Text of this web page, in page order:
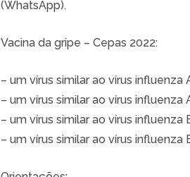
(WhatsApp).
Vacina da gripe – Cepas 2022:
– um vírus similar ao vírus
– um vírus similar ao vírus
– um vírus similar ao vírus
– um vírus similar ao vírus